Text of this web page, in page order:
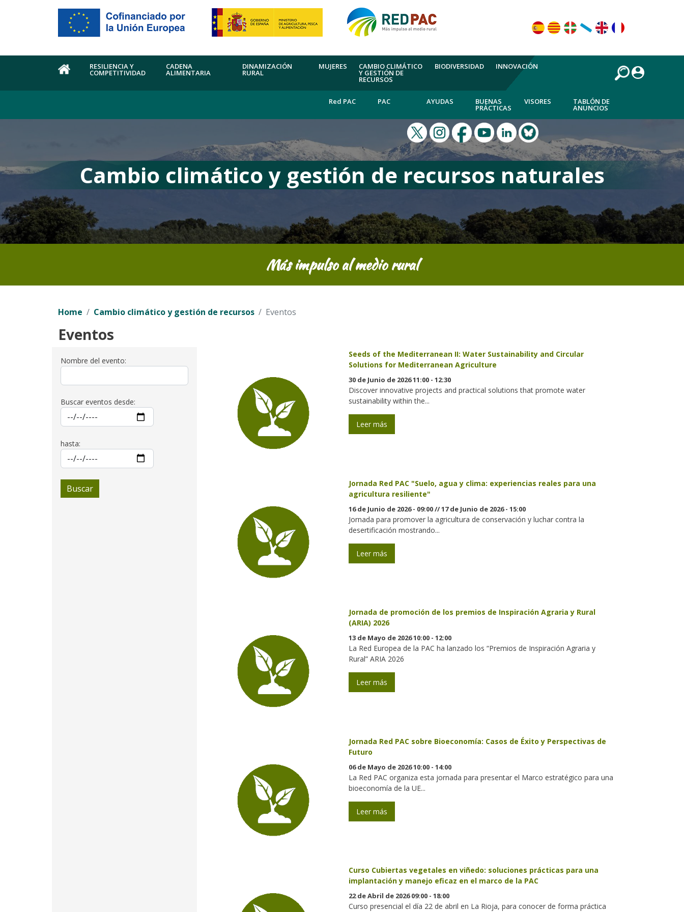
Pasar al contenido principal
RESILIENCIA Y
COMPETITIVIDAD
CADENA
ALIMENTARIA
DINAMIZACIÓN
RURAL
MUJERES CAMBIO CLIMÁTICO
Y GESTIÓN DE
RECURSOS
BIODIVERSIDAD INNOVACIÓN
Red PAC PAC AYUDAS BUENAS
PRÁCTICAS
VISORES TABLÓN DE
ANUNCIOS
Cambio climático y gestión de recursos naturales
Más impulso al medio rural
Home Cambio climático y gestión de recursos Eventos
Eventos
Nombre del evento:
Buscar eventos desde:
hasta:
Buscar
Seeds of the Mediterranean II: Water Sustainability and Circular
Solutions for Mediterranean Agriculture
30 de Junio de 2026 11:00 - 12:30
Discover innovative projects and practical solutions that promote water
sustainability within the...
Leer más
Jornada Red PAC "Suelo, agua y clima: experiencias reales para una
agricultura resiliente"
16 de Junio de 2026 - 09:00//17 de Junio de 2026 - 15:00
Jornada para promover la agricultura de conservación y luchar contra la
desertificación mostrando...
Leer más
Jornada de promoción de los premios de Inspiración Agraria y Rural
(ARIA) 2026
13 de Mayo de 2026 10:00 - 12:00
La Red Europea de la PAC ha lanzado los “Premios de Inspiración Agraria y
Rural” ARIA 2026
Leer más
Jornada Red PAC sobre Bioeconomía: Casos de Éxito y Perspectivas de
Futuro
06 de Mayo de 2026 10:00 - 14:00
La Red PAC organiza esta jornada para presentar el Marco estratégico para una
bioeconomía de la UE...
Leer más
Curso Cubiertas vegetales en viñedo: soluciones prácticas para una
implantación y manejo eficaz en el marco de la PAC
22 de Abril de 2026 09:00 - 18:00
Curso presencial el día 22 de abril en La Rioja, para conocer de forma práctica